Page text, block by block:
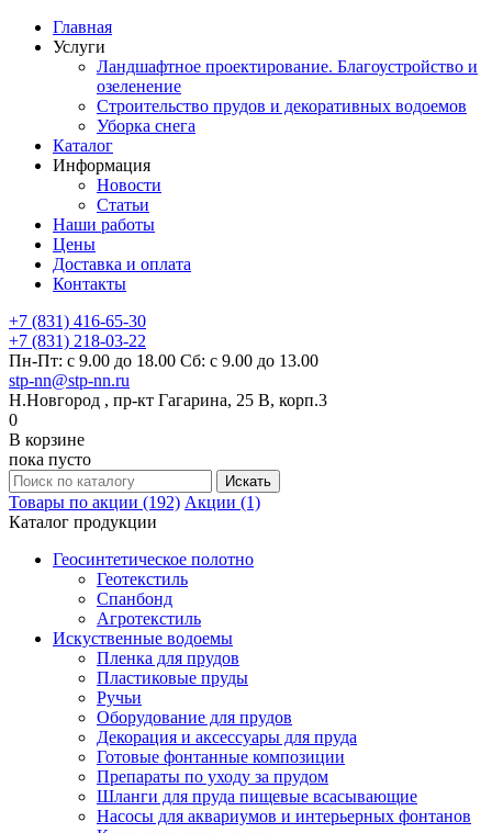
Главная
Услуги
Ландшафтное проектирование. Благоустройство и
озеленение
Строительство прудов и декоративных водоемов
Уборка снега
Каталог
Информация
Новости
Статьи
Наши работы
Цены
Доставка и оплата
Контакты
+7 (831) 416-65-30
+7 (831) 218-03-22
Пн-Пт: с 9.00 до 18.00 Сб: с 9.00 до 13.00
stp-nn@stp-nn.ru
Н.Новгород , пр-кт Гагарина, 25 В, корп.3
0
В корзине
пока пусто
Товары по акции (192) Акции (1)
Каталог продукции
Геосинтетическое полотно
Геотекстиль
Спанбонд
Агротекстиль
Искуственные водоемы
Пленка для прудов
Пластиковые пруды
Ручьи
Оборудование для прудов
Декорация и аксессуары для пруда
Готовые фонтанные композиции
Препараты по уходу за прудом
Шланги для пруда пищевые всасывающие
Насосы для аквариумов и интерьерных фонтанов